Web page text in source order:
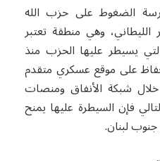
الضغوط على حزب الله
وهي منطقة تعتبر
يسيطر عليها الحزب منذ
على موقع عسكري متقدم
شبكة الأنفاق ومنصات
فإن السيطرة عليها يمنح
لبنان.